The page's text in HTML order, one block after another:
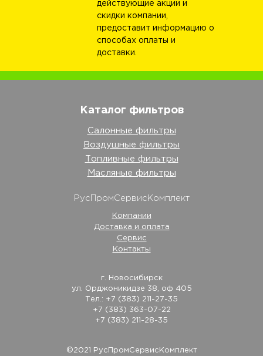
действующие акции и
скидки компании,
предоставит информацию о
способах оплаты и
доставки.
©2021 РусПромСервисКомплект
Каталог фильтров
Салонные фильтры
Воздушные фильтры
Топливные фильтры
Масляные фильтры
РусПромСервисКомплект
Компании
Доставка и оплата
Сервис
Контакты
г. Новосибирск
ул. Орджоникидзе 38, оф 405
Тел.: +7 (383) 211-27-35
+7 (383) 363-07-22
+7 (383) 211-28-35